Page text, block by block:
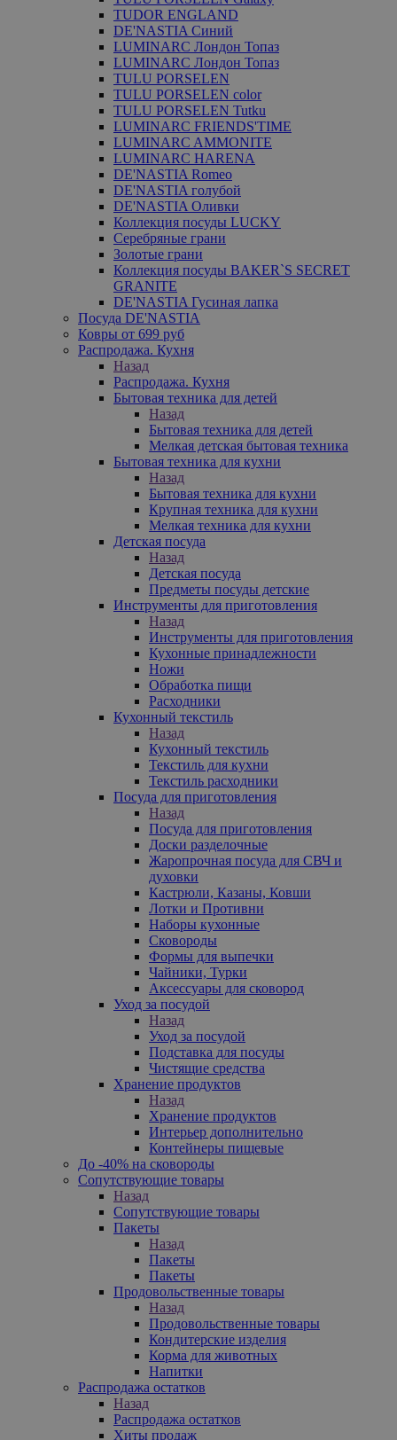
TUDOR ENGLAND
DE'NASTIA Синий
LUMINARC Лондон Топаз
LUMINARC Лондон Топаз
TULU PORSELEN
TULU PORSELEN color
TULU PORSELEN Tutku
LUMINARC FRIENDS'TIME
LUMINARC AMMONITE
LUMINARC HARENA
DE'NASTIA Romeo
DE'NASTIA голубой
DE'NASTIA Оливки
Коллекция посуды LUCKY
Серебряные грани
Золотые грани
Коллекция посуды BAKER`S SECRET
GRANITE
DE'NASTIA Гусиная лапка
Посуда DE'NASTIA
Ковры от 699 руб
Распродажа. Кухня
Назад
Распродажа. Кухня
Бытовая техника для детей
Назад
Бытовая техника для детей
Мелкая детская бытовая техника
Бытовая техника для кухни
Назад
Бытовая техника для кухни
Крупная техника для кухни
Мелкая техника для кухни
Детская посуда
Назад
Детская посуда
Предметы посуды детские
Инструменты для приготовления
Назад
Инструменты для приготовления
Кухонные принадлежности
Ножи
Обработка пищи
Расходники
Кухонный текстиль
Назад
Кухонный текстиль
Текстиль для кухни
Текстиль расходники
Посуда для приготовления
Назад
Посуда для приготовления
Доски разделочные
Жаропрочная посуда для СВЧ и
духовки
Кастрюли, Казаны, Ковши
Лотки и Противни
Наборы кухонные
Сковороды
Формы для выпечки
Чайники, Турки
Аксессуары для сковород
Уход за посудой
Назад
Уход за посудой
Подставка для посуды
Чистящие средства
Хранение продуктов
Назад
Хранение продуктов
Интерьер дополнительно
Контейнеры пищевые
До -40% на сковороды
Сопутствующие товары
Назад
Сопутствующие товары
Пакеты
Назад
Пакеты
Пакеты
Продовольственные товары
Назад
Продовольственные товары
Кондитерские изделия
Корма для животных
Напитки
Распродажа остатков
Назад
Распродажа остатков
Хиты продаж